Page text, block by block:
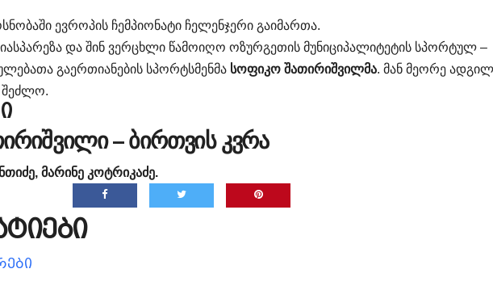
ევროპის ჩემპიონატი ჩელენჯერი გაიმართა.
იასპარეზა და შინ ვერცხლი წამოიღო ოზურგეთის მუნიციპალიტეტის სპორტულ –
გაერთიანების სპორტსმენმა სოფიკო შათირიშვილმა. მან მეორე
შეძლო.
– ბირთვის კვრა
მარინე კოტრიკაძე.